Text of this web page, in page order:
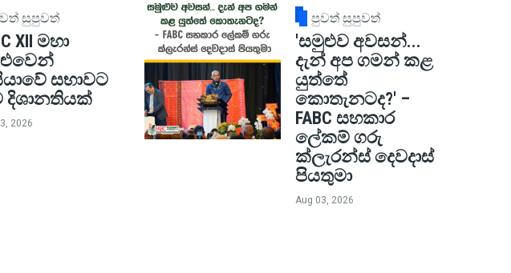
සුපුවත්
XII මහා
සභාවට
දිශානතියක්
2026
පුවත් සුපුවත්
'සමුළුව අවසන්...
දැන් අප ගමන් කළ
යුත්තේ
කොතැනටද?' –
FABC සහකාර
ලේකම් ගරු
ක්ලැරන්ස් දෙවදාස්
පියතුමා
Aug 03, 2026